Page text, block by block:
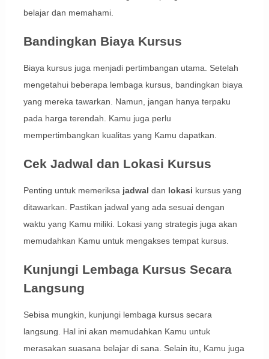
belajar dan memahami.
Bandingkan Biaya Kursus
Biaya kursus juga menjadi pertimbangan utama. Setelah
mengetahui beberapa lembaga kursus, bandingkan biaya
yang mereka tawarkan. Namun, jangan hanya terpaku
pada harga terendah. Kamu juga perlu
mempertimbangkan kualitas yang Kamu dapatkan.
Cek Jadwal dan Lokasi Kursus
Penting untuk memeriksa jadwal dan lokasi kursus yang
ditawarkan. Pastikan jadwal yang ada sesuai dengan
waktu yang Kamu miliki. Lokasi yang strategis juga akan
memudahkan Kamu untuk mengakses tempat kursus.
Kunjungi Lembaga Kursus Secara
Langsung
Sebisa mungkin, kunjungi lembaga kursus secara
langsung. Hal ini akan memudahkan Kamu untuk
merasakan suasana belajar di sana. Selain itu, Kamu juga